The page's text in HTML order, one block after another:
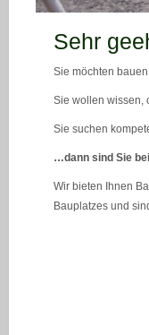
Sehr
Sie möchten
Sie wollen wissen,
Sie suchen
…dann sind Sie
Wir bieten Ihnen
Bauplatzes und